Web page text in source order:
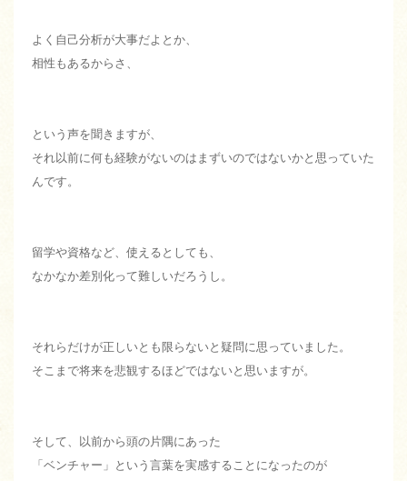
よく自己分析が大事だよとか、
相性もあるからさ、
という声を聞きますが、
それ以前に何も経験がないのはまずいのではないかと思っていた
んです。
留学や資格など、使えるとしても、
なかなか差別化って難しいだろうし。
それらだけが正しいとも限らないと疑問に思っていました。
そこまで将来を悲観するほどではないと思いますが。
そして、以前から頭の片隅にあった
「ベンチャー」という言葉を実感することになったのが